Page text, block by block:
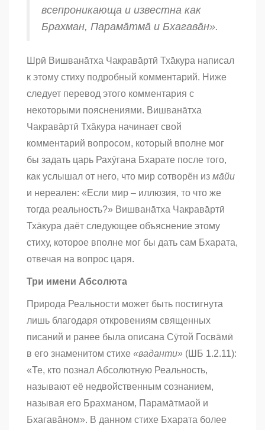
всепроникающа и известна как
Брахман, Парама̄тма̄ и Бхагава̄н».
Шрӣ Вишванāтха Чакрава̄ртӣ Тха̄кура написал
к этому стиху подробный комментарий. Ниже
следует перевод этого комментария с
некоторыми пояснениями. Вишванāтха
Чакрава̄ртӣ Тха̄кура начинает свой
комментарий вопросом, который вполне мог
бы задать царь Рахӯгана Бхарате после того,
как услышал от него, что мир сотворён из мāйи
и нереален: «Если мир – иллюзия, то что же
тогда реальность?» Вишванāтха Чакрава̄ртӣ
Тха̄кура даёт следующее объяснение этому
стиху, которое вполне мог бы дать сам Бхарата,
отвечая на вопрос царя.
Три имени Абсолюта
Природа Реальности может быть постигнута
лишь благодаря откровениям священных
писаний и ранее была описана Сӯтой Госва̄мӣ
в его знаменитом стихе «ваданти» (ШБ 1.2.11):
«Те, кто познал Абсолютную Реальность,
называют её недвойственным сознанием,
называя его Брахманом, Парама̄тмаой и
Бхагава̄ном». В данном стихе Бхарата более